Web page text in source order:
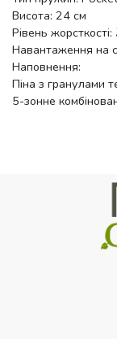
Висота: 24 см
Рівень
Навантаження на
Наповнення:
Піна з гранулами
5-зонне